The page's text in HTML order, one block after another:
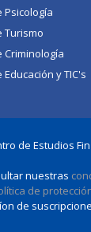
Psicología
Turismo
Criminología
Educación y TIC's
de Estudios
nuestras
de
de